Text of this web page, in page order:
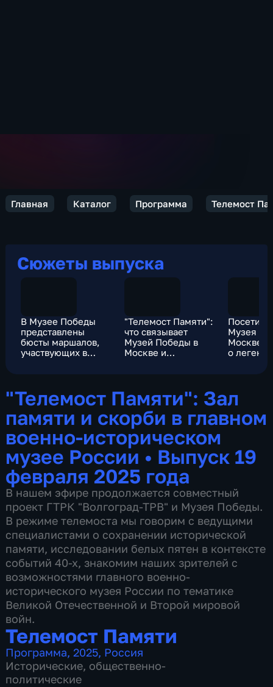
Главная Каталог Программа Телемост
Сюжеты выпуска
В Музее Победы
представлены
бюсты маршалов,
участвующих в
"Телемост Памяти":
что связывает
Музей Победы в
Москве и
Музея
Москве
о
"Телемост Памяти": Зал
памяти и скорби в главном
военно-историческом
музее России • Выпуск 19
февраля 2025 года
В нашем эфире продолжается совместный
проект ГТРК "Волгоград-ТРВ" и Музея Победы.
В режиме телемоста мы говорим с ведущими
специалистами о сохранении исторической
памяти, исследовании белых пятен в контексте
событий 40-х, знакомим наших зрителей с
возможностями главного военно-
исторического музея России по тематике
Великой Отечественной и Второй мировой
войн.
Телемост Памяти
Программа,2025, Россия
Исторические, общественно-
политические